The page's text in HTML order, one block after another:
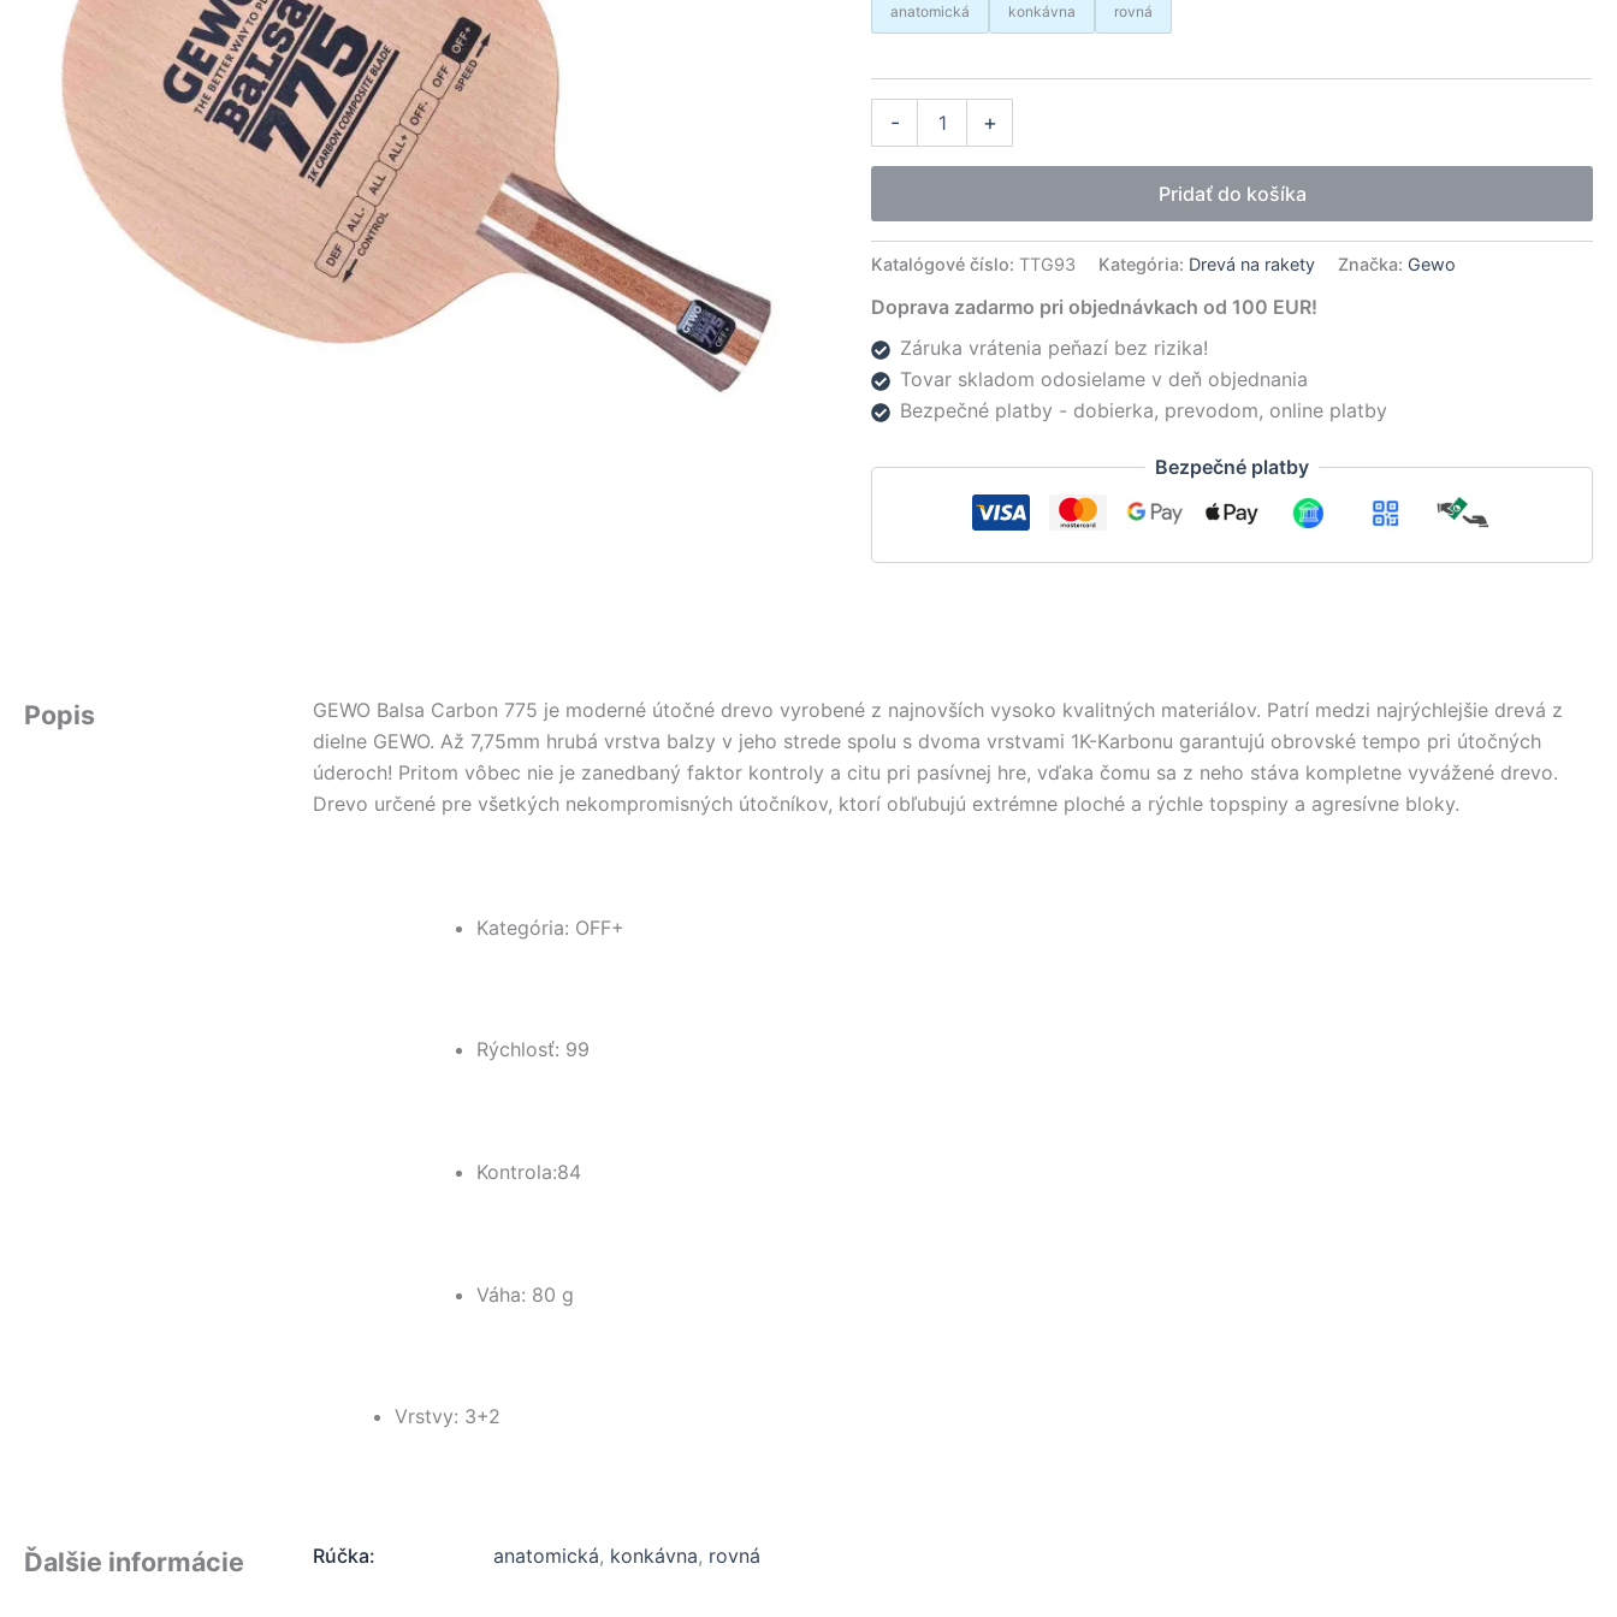
anatomická konkávna rovná
- +
Pridať do košíka
Katalógové číslo:TTG93 Kategória: Drevá na rakety Značka: Gewo
Doprava zadarmo pri objednávkach od 100 EUR!
Záruka vrátenia peňazí bez rizika!
Tovar skladom odosielame v deň objednania
Bezpečné platby - dobierka, prevodom, online platby
Bezpečné platby
Popis
GEWO Balsa Carbon 775 je moderné útočné drevo vyrobené z najnovších vysoko kvalitných materiálov. Patrí medzi najrýchlejšie drevá z
dielne GEWO. Až 7,75mm hrubá vrstva balzy v jeho strede spolu s dvoma vrstvami 1K-Karbonu garantujú obrovské tempo pri útočných
úderoch! Pritom vôbec nie je zanedbaný faktor kontroly a citu pri pasívnej hre, vďaka čomu sa z neho stáva kompletne vyvážené drevo.
Drevo určené pre všetkých nekompromisných útočníkov, ktorí obľubujú extrémne ploché a rýchle topspiny a agresívne bloky.
Kategória: OFF+
Rýchlosť: 99
Kontrola:84
Váha: 80 g
Vrstvy: 3+2
Ďalšie informácie Rúčka: anatomická, konkávna, rovná